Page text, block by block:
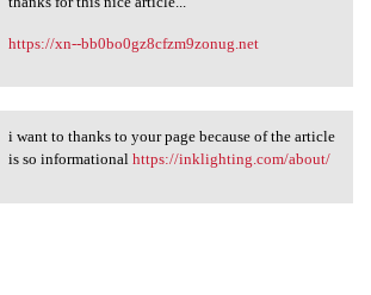
https://xn--bb0bo0gz8cfzm9zonug.net
to thanks to your page
i want to thanks to your page because of the article
is so informational https://inklighting.com/about/